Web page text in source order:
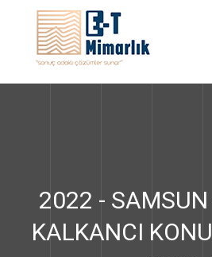
2022 -
KALKANCI